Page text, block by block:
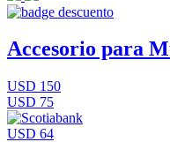
Accesorio para
USD 150
USD 75
USD 64